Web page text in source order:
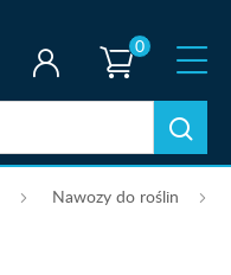
0
Nawozy do roślin